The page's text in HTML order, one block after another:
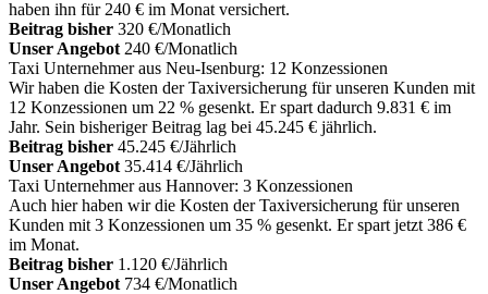
haben ihn für 240 € im Monat versichert.
Beitrag bisher 320 €/Monatlich
Unser Angebot 240 €/Monatlich
Taxi Unternehmer aus Neu-Isenburg: 12 Konzessionen
Wir haben die Kosten der Taxiversicherung für unseren Kunden mit
12 Konzessionen um 22 % gesenkt. Er spart dadurch 9.831 € im
Jahr. Sein bisheriger Beitrag lag bei 45.245 € jährlich.
Beitrag bisher 45.245 €/Jährlich
Unser Angebot 35.414 €/Jährlich
Taxi Unternehmer aus Hannover: 3 Konzessionen
Auch hier haben wir die Kosten der Taxiversicherung für unseren
Kunden mit 3 Konzessionen um 35 % gesenkt. Er spart jetzt 386 €
im Monat.
Beitrag bisher 1.120 €/Jährlich
Unser Angebot 734 €/Monatlich